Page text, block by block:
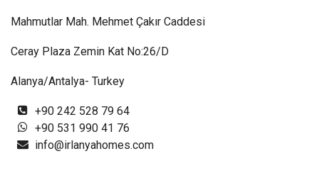
Mahmutlar Mah. Mehmet Çakır Caddesi
Ceray Plaza Zemin Kat No:26/D
Alanya/Antalya- Turkey
+90 242 528 79 64
+90 531 990 41 76
info@irlanyahomes.com